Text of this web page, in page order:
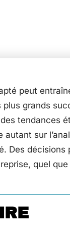
peut
plus grands
tendances
autant sur
Des
quel